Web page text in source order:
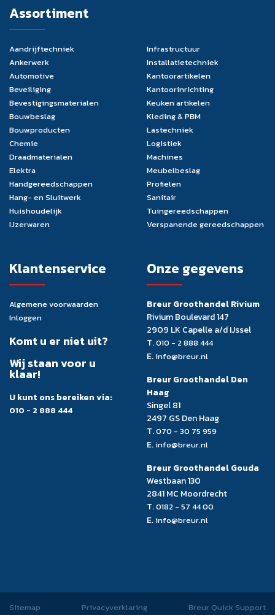
Assortiment
Aandrijftechniek
Ankerwerk
Automotive
Beveiliging
Bevestigingsmaterialen
Bouwbeslag
Bouwproducten
Chemie
Draadmaterialen
Elektra
Handgereedschappen
Hang- en Sluitwerk
Huishoudelijk
IJzerwaren
Infrastructuur
Installatietechniek
Kantoorartikelen
Kantoorinrichting
Keuken artikelen
Kleding & PBM
Lastechniek
Logistiek
Machines
Meubelbeslag
Profielen
Sanitair
Tuingereedschappen
Verspanende gereedschappen
Klantenservice
Algemene voorwaarden
Inloggen
Komt u er niet uit?
Wij staan voor u
klaar!
U kunt ons bereiken via:
010 - 2 888 444
Onze gegevens
Breur Groothandel Rivium
Rivium Boulevard 147
2909 LK Capelle a/d IJssel
T.010 - 2 888 444
E. info@breur.nl
Breur Groothandel Den
Haag
Singel 81
2497 GS Den Haag
T.070 - 30 75 959
E. info@breur.nl
Breur Groothandel Gouda
Westbaan 130
2841 MC Moordrecht
T.0182 - 57 44 00
E. info@breur.nl
Sitemap Privacyverklaring Breur Quick Support